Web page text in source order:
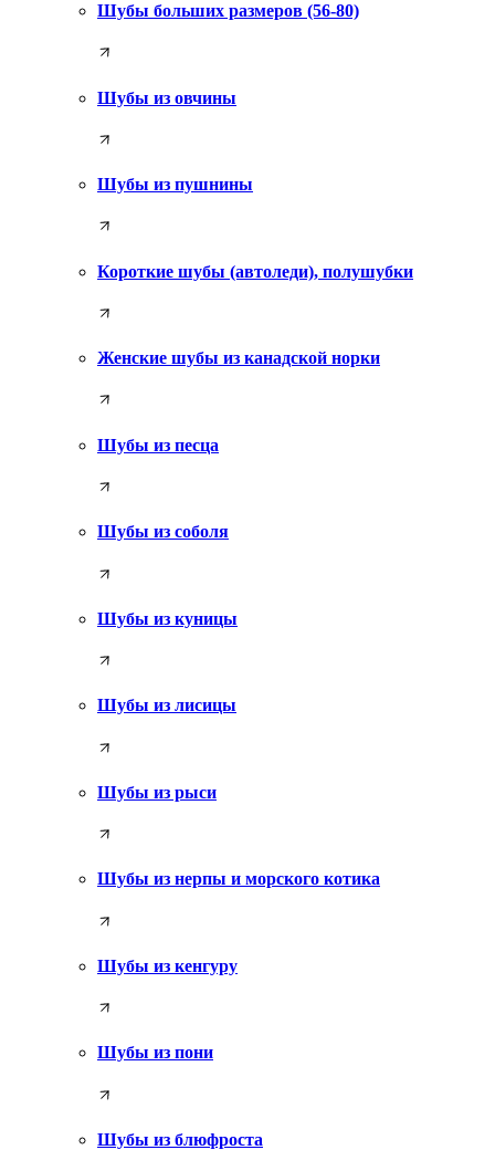
Шубы больших размеров (56-80)
Шубы из овчины
Шубы из пушнины
Короткие шубы (автоледи), полушубки
Женские шубы из канадской норки
Шубы из песца
Шубы из соболя
Шубы из куницы
Шубы из лисицы
Шубы из рыси
Шубы из нерпы и морского котика
Шубы из кенгуру
Шубы из пони
Шубы из блюфроста